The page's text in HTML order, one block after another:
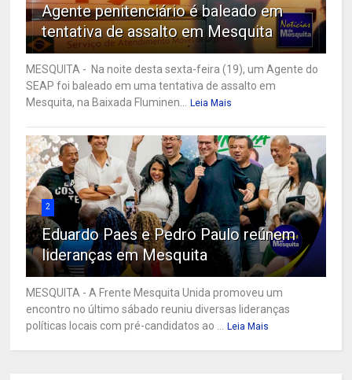
Agente penitenciário é baleado em
tentativa de assalto em Mesquita
MESQUITA - Na noite desta sexta-feira (19), um Agente do
SEAP foi baleado em uma tentativa de assalto em
Mesquita, na Baixada Fluminen...
Leia Mais
2
Eduardo Paes e Pedro Paulo reúnem
lideranças em Mesquita
MESQUITA - A Frente Mesquita Unida promoveu um
encontro no último sábado reuniu diversas lideranças
políticas locais com pré-candidatos ao ...
Leia Mais